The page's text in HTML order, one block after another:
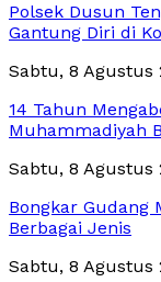
Polsek Dusun
Gantung Diri di
Sabtu, 8 Agustus
14 Tahun
Muhammadiyah
Sabtu, 8 Agustus
Bongkar Gudang
Berbagai Jenis
Sabtu, 8 Agustus